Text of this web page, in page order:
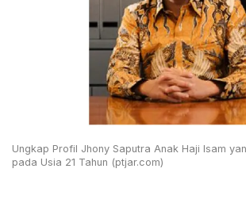
Ungkap Profil Jhony Saputra Anak Haji Isam
pada Usia 21 Tahun (ptjar.com)